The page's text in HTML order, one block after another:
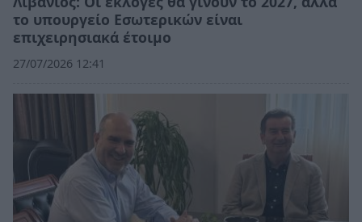
το υπουργείο Εσωτερικών είναι
επιχειρησιακά έτοιμο
27/07/2026 12:41